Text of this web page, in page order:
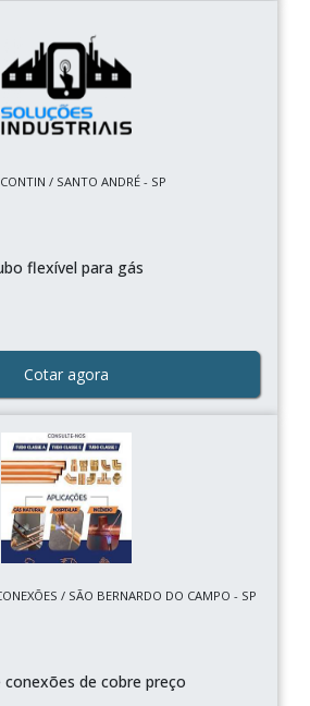
/ SANTO ANDRÉ - SP
flexível para gás
Cotar agora
/ SÃO BERNARDO DO CAMPO - SP
de cobre preço